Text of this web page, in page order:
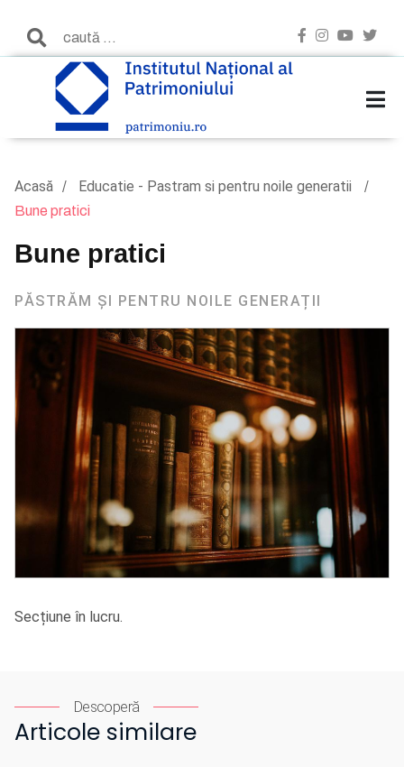
Acasă Educatie - Pastram si pentru noile generatii
Bune pratici
Bune pratici
PĂSTRĂM ȘI PENTRU NOILE GENERAȚII
Secțiune în lucru.
Descoperă
Articole similare